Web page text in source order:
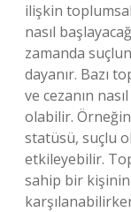
ilişkin
nasıl
zamanda
dayanır. Bazı
ve cezanın
olabilir.
statüsü, suçlu
etkileyebilir.
sahip bir